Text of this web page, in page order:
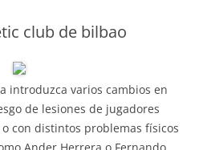
club de bilbao
introduzca varios cambios en
de lesiones de jugadores
con distintos problemas físicos